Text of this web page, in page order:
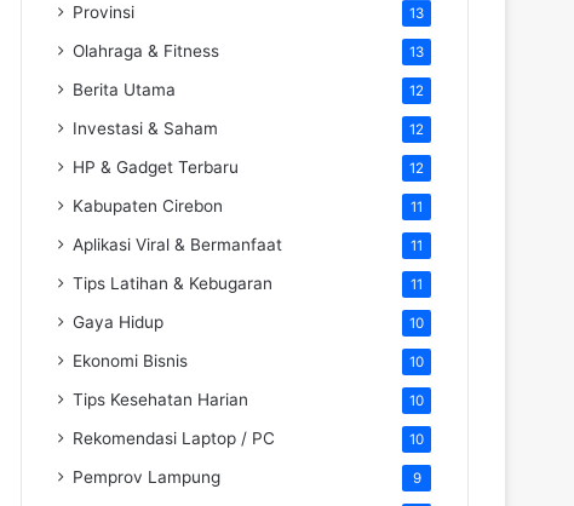
Provinsi 13
Olahraga & Fitness 13
Berita Utama 12
Investasi & Saham 12
HP & Gadget Terbaru 12
Kabupaten Cirebon 11
Aplikasi Viral & Bermanfaat 11
Tips Latihan & Kebugaran 11
Gaya Hidup 10
Ekonomi Bisnis 10
Tips Kesehatan Harian 10
Rekomendasi Laptop / PC 10
Pemprov Lampung 9